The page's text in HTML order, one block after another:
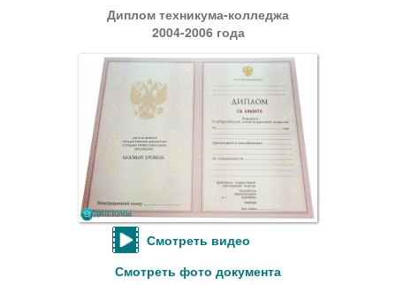
Диплом техникума-колледжа
2004-2006 года
Смотреть видео
Смотреть фото документа